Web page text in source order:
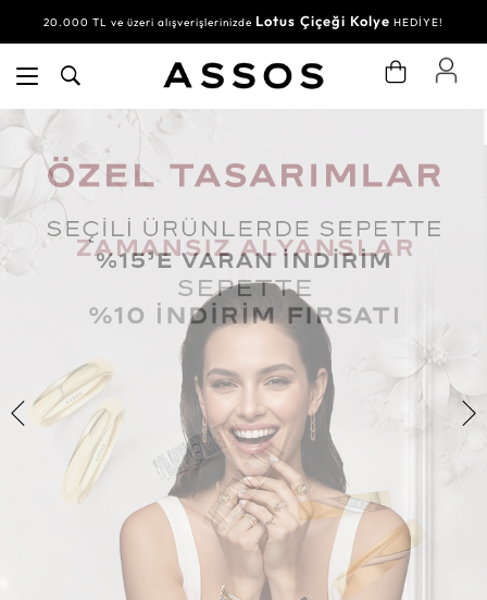
20.000 TL ve üzeri alışverişlerinizde Lotus Çiçeği Kolye HEDİYE!